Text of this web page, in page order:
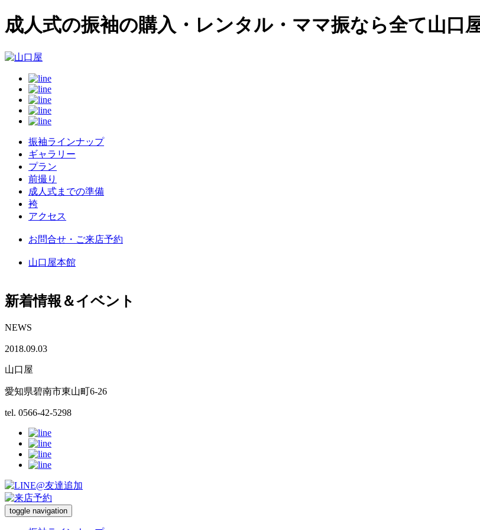
成人式の振袖の購入・レンタル・ママ振なら全て山口
振袖ラインナップ
ギャラリー
プラン
前撮り
成人式までの準備
袴
アクセス
お問合せ・ご来店予約
山口屋本館
新着情報＆イベント
NEWS
2018.09.03
山口屋
愛知県碧南市東山町6-26
tel. 0566-42-5298
toggle navigation